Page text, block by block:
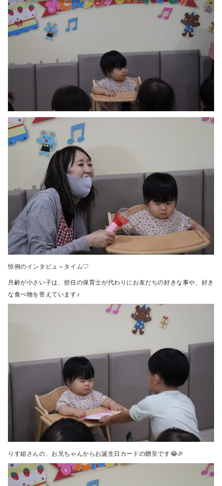
恒例のインタビュ～タイム♡
月齢が小さい子は、担任の保育士が代わりにお友だちの好きな事や、好き
な食べ物を答えています♪
りす組さんの、お兄ちゃんからお誕生日カードの贈呈です😂🎉